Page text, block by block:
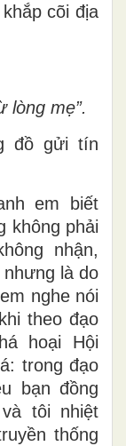
cõi địa
lòng mẹ”.
đồ gửi tín
em biết
không phải
nhận,
là do
nghe nói
theo đạo
hoại Hội
trong đạo
bạn đồng
tôi nhiệt
thống